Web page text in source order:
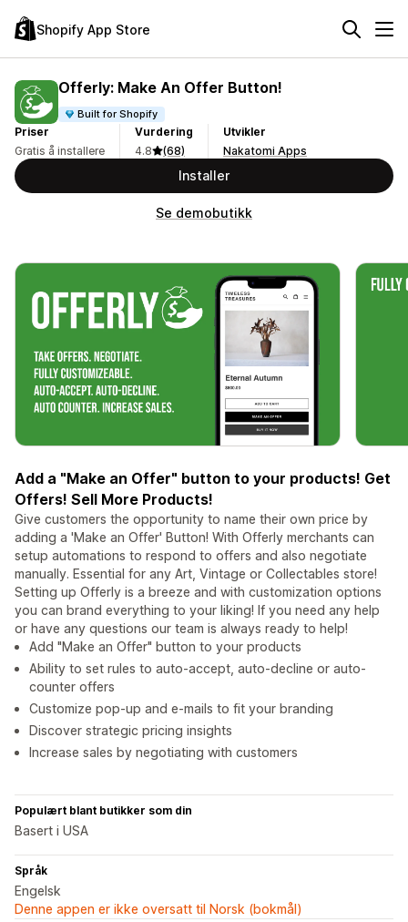
Shopify App Store
Offerly: Make An Offer Button!
Built for Shopify
Priser
Gratis å installere
Vurdering
4.8
(68)
Utvikler
Nakatomi Apps
Installer
Se demobutikk
Add a "Make an Offer" button to your products! Get
Offers! Sell More Products!
Give customers the opportunity to name their own price by
adding a 'Make an Offer' Button! With Offerly merchants can
setup automations to respond to offers and also negotiate
manually. Essential for any Art, Vintage or Collectables store!
Setting up Offerly is a breeze and with customization options
you can brand everything to your liking! If you need any help
or have any questions our team is always ready to help!
Add "Make an Offer" button to your products
Ability to set rules to auto-accept, auto-decline or auto-
counter offers
Customize pop-up and e-mails to fit your branding
Discover strategic pricing insights
Increase sales by negotiating with customers
Populært blant butikker som din
Basert i USA
Språk
Engelsk
Denne appen er ikke oversatt til Norsk (bokmål)